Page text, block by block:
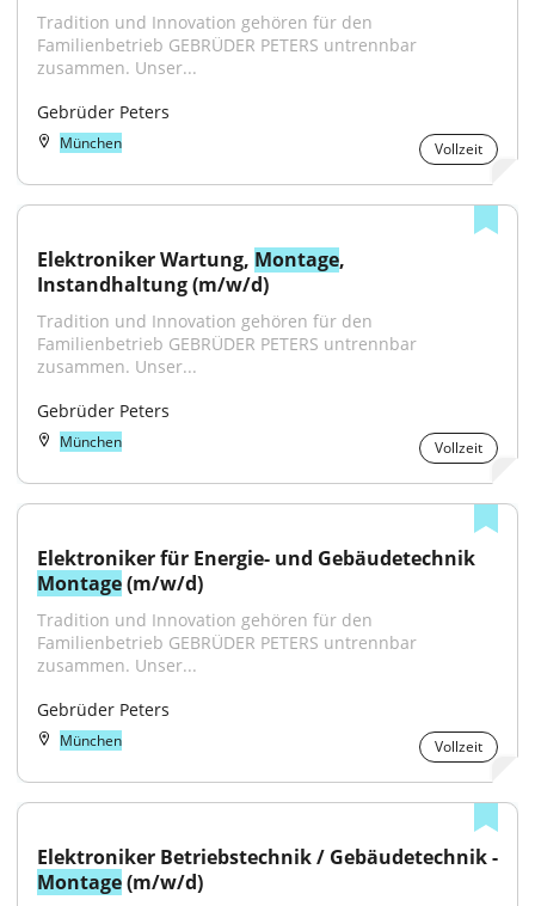
Tradition und Innovation gehören für den
Familienbetrieb GEBRÜDER PETERS untrennbar
zusammen. Unser...
Gebrüder Peters
München Vollzeit
Elektroniker Wartung, Montage,
Instandhaltung (m/w/d)
Tradition und Innovation gehören für den
Familienbetrieb GEBRÜDER PETERS untrennbar
zusammen. Unser...
Gebrüder Peters
München Vollzeit
Montage (m/w/d)
Tradition und Innovation gehören für den
Familienbetrieb GEBRÜDER PETERS untrennbar
zusammen. Unser...
Gebrüder Peters
München Vollzeit
Montage (m/w/d)